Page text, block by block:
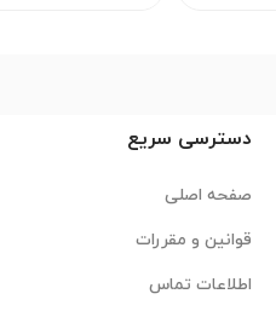
دسترسی سریع
صفحه اصلی
قوانین و مقررات
اطلاعات تماس